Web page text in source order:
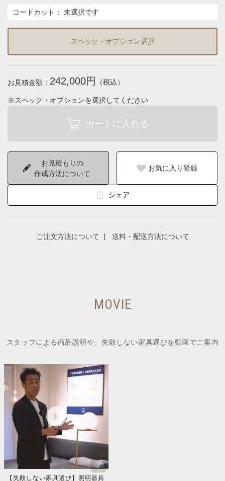
コードカット ： 未選択です
スペック・オプション選択
お見積金額： 242,000円 （税込）
※スペック・オプションを選択してください
お見積もりの
作成方法について
お気に入り登録
シェア
ご注文方法について 送料・配送方法について
MOVIE
スタッフによる商品説明や、失敗しない家具選びを動画でご案内
【失敗しない家具選び】照明器具